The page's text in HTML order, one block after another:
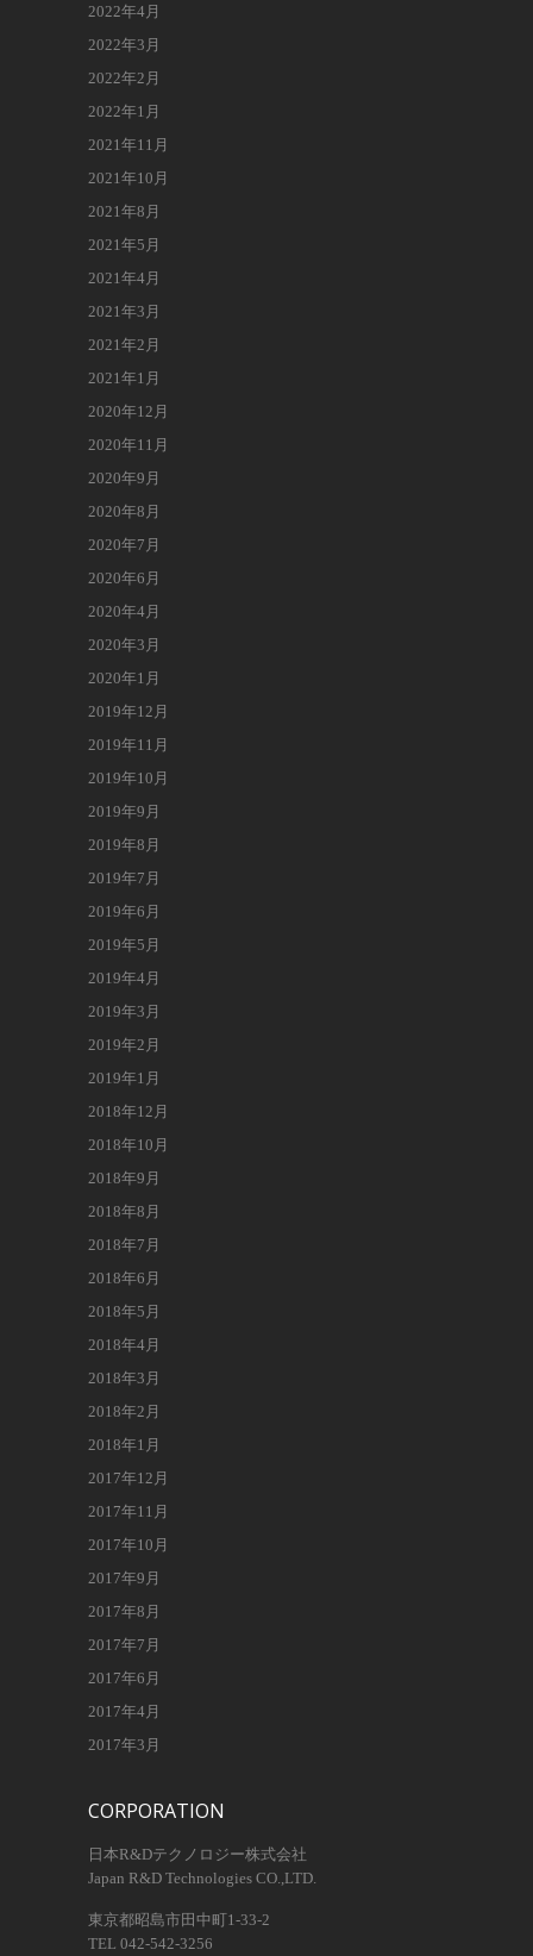
2022年4月
2022年3月
2022年2月
2022年1月
2021年11月
2021年10月
2021年8月
2021年5月
2021年4月
2021年3月
2021年2月
2021年1月
2020年12月
2020年11月
2020年9月
2020年8月
2020年7月
2020年6月
2020年4月
2020年3月
2020年1月
2019年12月
2019年11月
2019年10月
2019年9月
2019年8月
2019年7月
2019年6月
2019年5月
2019年4月
2019年3月
2019年2月
2019年1月
2018年12月
2018年10月
2018年9月
2018年8月
2018年7月
2018年6月
2018年5月
2018年4月
2018年3月
2018年2月
2018年1月
2017年12月
2017年11月
2017年10月
2017年9月
2017年8月
2017年7月
2017年6月
2017年4月
2017年3月
CORPORATION
日本R&Dテクノロジー株式会社
Japan R&D Technologies CO.,LTD.
東京都昭島市田中町1-33-2
TEL 042-542-3256